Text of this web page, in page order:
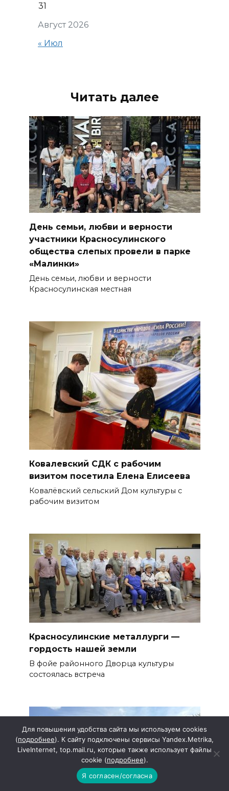
Август 2026
31
« Июл
Читать далее
День семьи, любви и верности
участники Красносулинского
общества слепых провели в парке
«Малинки»
День семьи, любви и верности
Красносулинская местная
Ковалевский СДК с рабочим
визитом посетила Елена Елисеева
Ковалёвский сельский Дом культуры с
рабочим визитом
Красносулинские металлурги —
гордость нашей земли
В фойе районного Дворца культуры
состоялась встреча
Для повышения удобства сайта мы используем cookies
(подробнее). К сайту подключены сервисы Yandex.Metrika,
LiveInternet, top.mail.ru, которые также использует файлы
cookie (подробнее).
Я согласен/согласна